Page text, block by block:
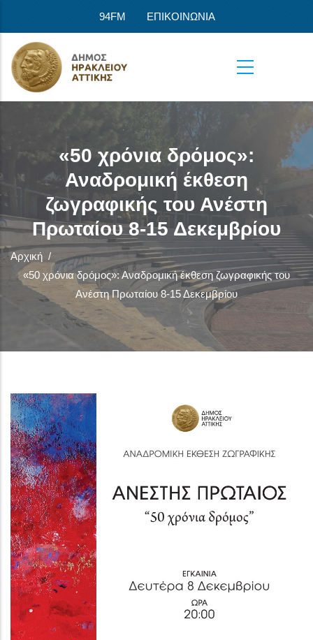
94FM ΕΠΙΚΟΙΝΩΝΙΑ
«50 χρόνια δρόμος»:
Αναδρομική έκθεση
ζωγραφικής του Ανέστη
Πρωταίου 8-15 Δεκεμβρίου
Αρχική /
«50 χρόνια δρόμος»: Αναδρομική έκθεση ζωγραφικής του
Ανέστη Πρωταίου 8-15 Δεκεμβρίου